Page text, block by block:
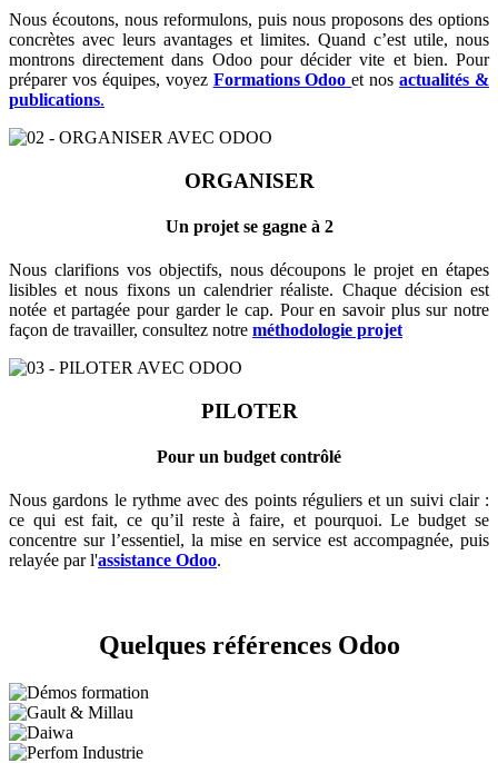
Nous écoutons, nous reformulons, puis nous proposons des options
concrètes avec leurs avantages et limites. Quand c’est utile, nous
montrons directement dans Odoo pour décider vite et bien. Pour
préparer vos équipes, voyez Formations Odoo et nosactualités &
publications.
ORGANISER
Un projet se gagne à 2
Nous clarifions vos objectifs, nous découpons le projet en étapes
lisibles et nous fixons un calendrier réaliste. Chaque décision est
notée et partagée pour garder le cap. Pour en savoir plus sur notre
façon de travailler, consultez notre méthodologie projet
PILOTER
Pour un budget contrôlé
Nous gardons le rythme avec des points réguliers et un suivi clair :
ce qui est fait, ce qu’il reste à faire, et pourquoi. Le budget se
concentre sur l’essentiel, la mise en service est accompagnée, puis
relayée par l'assistance Odoo.
Quelques références Odoo